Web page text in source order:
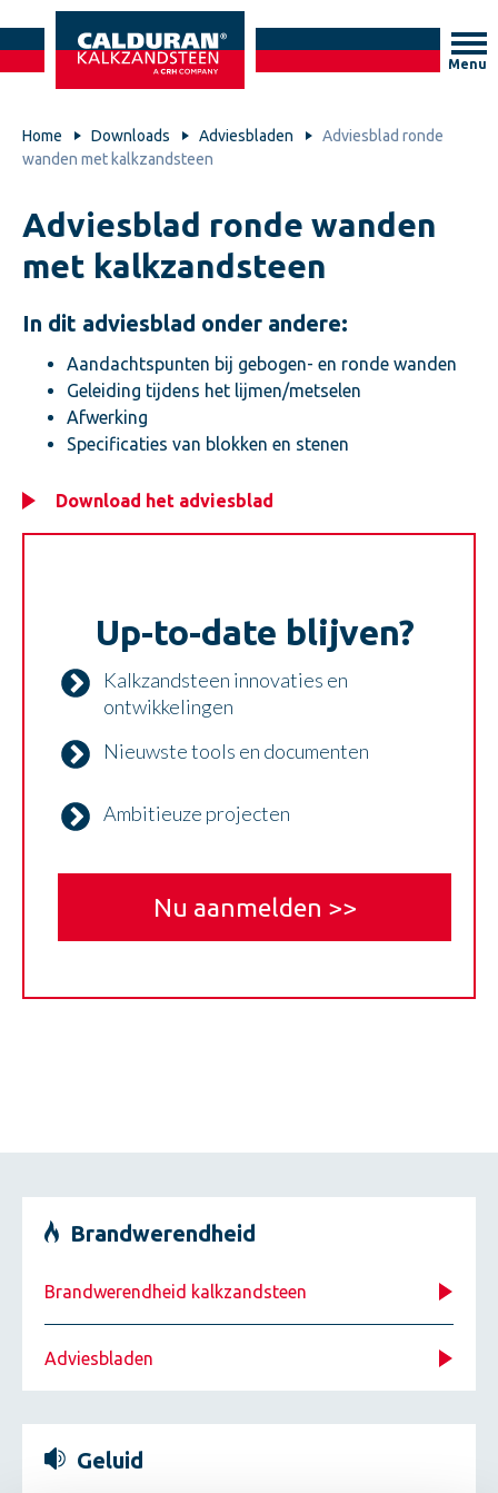
Menu
Home Downloads Adviesbladen
Adviesblad ronde
wanden met kalkzandsteen
Adviesblad ronde wanden
met kalkzandsteen
In dit adviesblad onder andere:
Aandachtspunten bij gebogen- en ronde wanden
Geleiding tijdens het lijmen/metselen
Afwerking
Specificaties van blokken en stenen
Download het adviesblad
Up-to-date blijven?
Kalkzandsteen innovaties en
ontwikkelingen
Nieuwste tools en documenten
Ambitieuze projecten
Nu aanmelden >>
Brandwerendheid
Brandwerendheid kalkzandsteen
Adviesbladen
Geluid